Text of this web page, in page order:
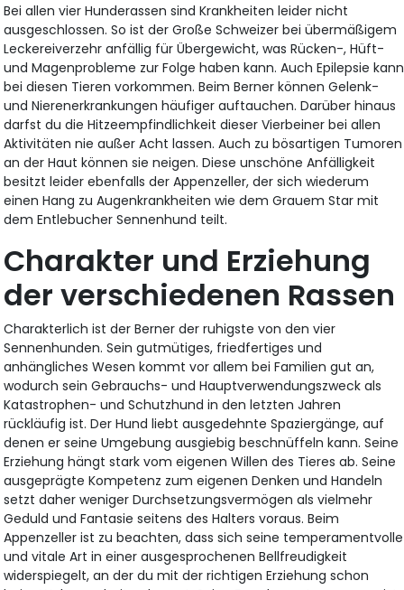
Bei allen vier Hunderassen sind Krankheiten leider nicht
ausgeschlossen. So ist der Große Schweizer bei übermäßigem
Leckereiverzehr anfällig für Übergewicht, was Rücken-, Hüft-
und Magenprobleme zur Folge haben kann. Auch Epilepsie kann
bei diesen Tieren vorkommen. Beim Berner können Gelenk-
und Nierenerkrankungen häufiger auftauchen. Darüber hinaus
darfst du die Hitzeempfindlichkeit dieser Vierbeiner bei allen
Aktivitäten nie außer Acht lassen. Auch zu bösartigen Tumoren
an der Haut können sie neigen. Diese unschöne Anfälligkeit
besitzt leider ebenfalls der Appenzeller, der sich wiederum
einen Hang zu Augenkrankheiten wie dem Grauem Star mit
dem Entlebucher Sennenhund teilt.
Charakter und Erziehung
der verschiedenen Rassen
Charakterlich ist der Berner der ruhigste von den vier
Sennenhunden. Sein gutmütiges, friedfertiges und
anhängliches Wesen kommt vor allem bei Familien gut an,
wodurch sein Gebrauchs- und Hauptverwendungszweck als
Katastrophen- und Schutzhund in den letzten Jahren
rückläufig ist. Der Hund liebt ausgedehnte Spaziergänge, auf
denen er seine Umgebung ausgiebig beschnüffeln kann. Seine
Erziehung hängt stark vom eigenen Willen des Tieres ab. Seine
ausgeprägte Kompetenz zum eigenen Denken und Handeln
setzt daher weniger Durchsetzungsvermögen als vielmehr
Geduld und Fantasie seitens des Halters voraus. Beim
Appenzeller ist zu beachten, dass sich seine temperamentvolle
und vitale Art in einer ausgesprochenen Bellfreudigkeit
widerspiegelt, an der du mit der richtigen Erziehung schon